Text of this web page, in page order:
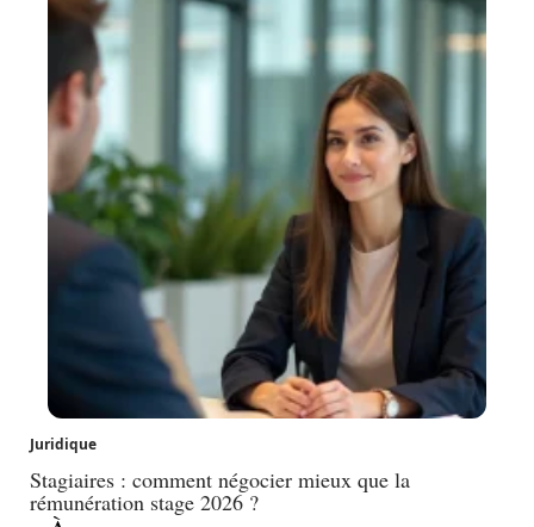
Juridique
Stagiaires : comment négocier mieux que la
rémunération stage 2026 ?